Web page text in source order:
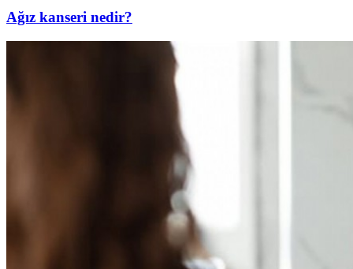
Ağız kanseri nedir?